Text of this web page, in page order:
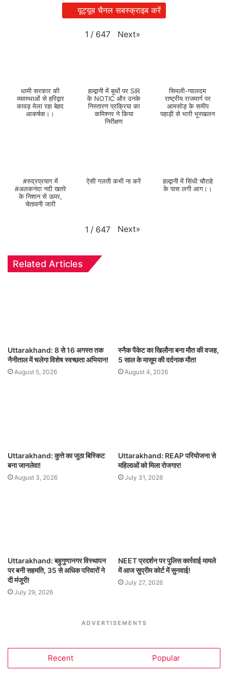
यूट्यूब चैनल सबस्क्राइब करें
1 / 647 Next»
धामी सरकार की
व्यवस्थाओं से हरिद्वार
कावड़ मेला रहा बेहद
आकर्षक।।
हल्द्वानी में बूथों पर SIR
के NOTIC और उनके
निस्तारण प्रक्रिया का
कमिश्नर ने किया
निरीक्षण
सिमली-ग्वालदम
राष्ट्रीय राजमार्ग पर
आमसोड़ के समीप
पहाड़ी से भारी भूस्खलन
#रुद्रप्रयाग में
#अलकनंदा नदी खतरे
के निशान से ऊपर,
चेतावनी जारी
ऐसी गलती कभी ना करें
हल्द्वानी में सिंधी चौराहे
के पास लगी आग।।
1 / 647 Next»
Related Articles
Uttarakhand: 8 से 16 अगस्त तक
नैनीताल में चलेगा विशेष स्वच्छता अभियान!
August 5, 2026
स्नैक पैकेट का खिलौना बना मौत की वजह,
5 साल के मासूम की दर्दनाक मौत!
August 4, 2026
Uttarakhand: कुत्ते का जूठा बिस्किट
बना जानलेवा!
August 3, 2026
Uttarakhand: REAP परियोजना से
महिलाओं को मिला रोजगार!
July 31, 2026
Uttarakhand: बहुगुणानगर विस्थापन
पर बनी सहमति, 35 से अधिक परिवारों ने
दी मंजूरी!
July 29, 2026
NEET प्रदर्शन पर पुलिस कार्रवाई मामले
में आज सुप्रीम कोर्ट में सुनवाई!
July 27, 2026
ADVERTISEMENTS
Recent Popular